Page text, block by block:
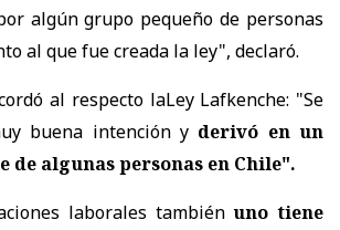
algún grupo pequeño de personas
al que fue creada la ley", declaró.
al respecto laLey Lafkenche: "Se
buena intención y derivó en un
de algunas personas en Chile".
laborales tambiénuno tiene